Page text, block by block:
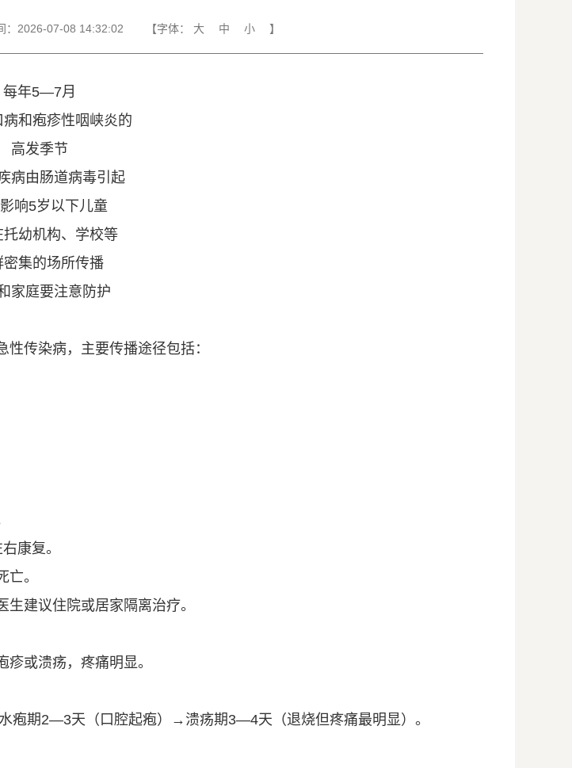
2026-07-08 14:32:02 【字体： 大 中 小 】
每年5—7月
病和疱疹性咽峡炎的
高发季节
病由肠道病毒引起
响5岁以下儿童
托幼机构、学校等
密集的场所传播
家庭要注意防护
传染病，主要传播途径包括：
康复。
。
建议住院或居家隔离治疗。
或溃疡，疼痛明显。
期2—3天（口腔起疱）→溃疡期3—4天（退烧但疼痛最明显）。